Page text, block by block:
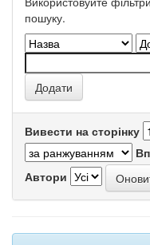
пошуку.
Вивести на сторінку
Автори